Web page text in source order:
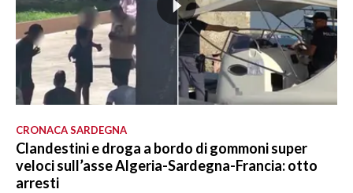
CRONACA SARDEGNA
Clandestini e droga a bordo di gommoni super
veloci sull’asse Algeria-Sardegna-Francia: otto
arresti